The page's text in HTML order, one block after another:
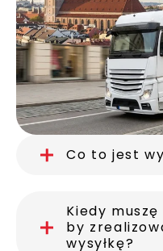
Co to jest
Kiedy
by
wysyłkę?